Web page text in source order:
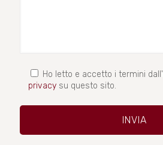
Ho letto e accetto i termini dall'
privacy su questo sito.